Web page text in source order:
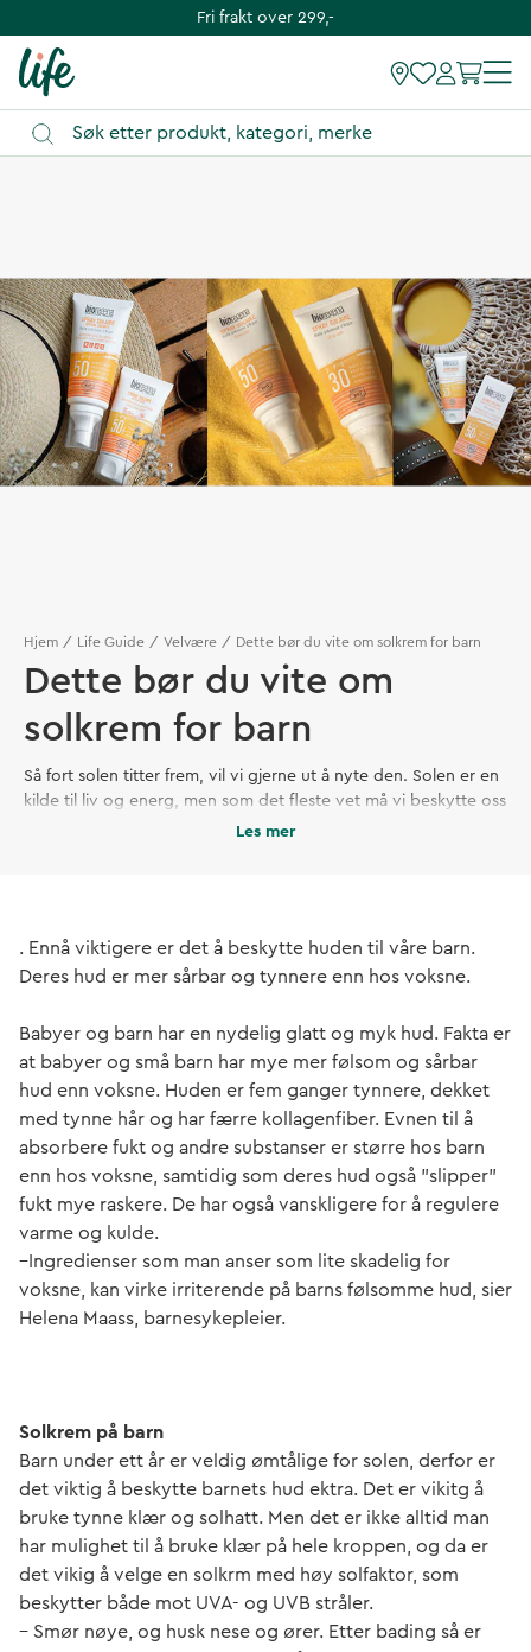
Hjem Life Guide Velvære Dette bør du vite om solkrem for barn
Dette bør du vite om
solkrem for barn
Så fort solen titter frem, vil vi gjerne ut å nyte den. Solen er en
kilde til liv og energ, men som det fleste vet må vi beskytte oss
Les mer
. Ennå viktigere er det å beskytte huden til våre barn.
Deres hud er mer sårbar og tynnere enn hos voksne.
Babyer og barn har en nydelig glatt og myk hud. Fakta er
at babyer og små barn har mye mer følsom og sårbar
hud enn voksne. Huden er fem ganger tynnere, dekket
med tynne hår og har færre kollagenfiber. Evnen til å
absorbere fukt og andre substanser er større hos barn
enn hos voksne, samtidig som deres hud også ”slipper”
fukt mye raskere. De har også vanskligere for å regulere
varme og kulde.
–Ingredienser som man anser som lite skadelig for
voksne, kan virke irriterende på barns følsomme hud, sier
Helena Maass, barnesykepleier.
Solkrem på barn
Barn under ett år er veldig ømtålige for solen, derfor er
det viktig å beskytte barnets hud ektra. Det er vikitg å
bruke tynne klær og solhatt. Men det er ikke alltid man
har mulighet til å bruke klær på hele kroppen, og da er
det vikig å velge en solkrm med høy solfaktor, som
beskytter både mot UVA- og UVB stråler.
– Smør nøye, og husk nese og ører. Etter bading så er